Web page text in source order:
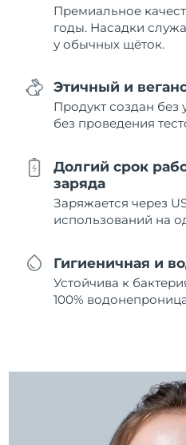
Премиальное
годы. Насадки
у обычных щёток.
Этичный и
Продукт создан без
без проведения
Долгий срок
заряда
Заряжается через
использований на
Гигиеничная и
Устойчива к
100%